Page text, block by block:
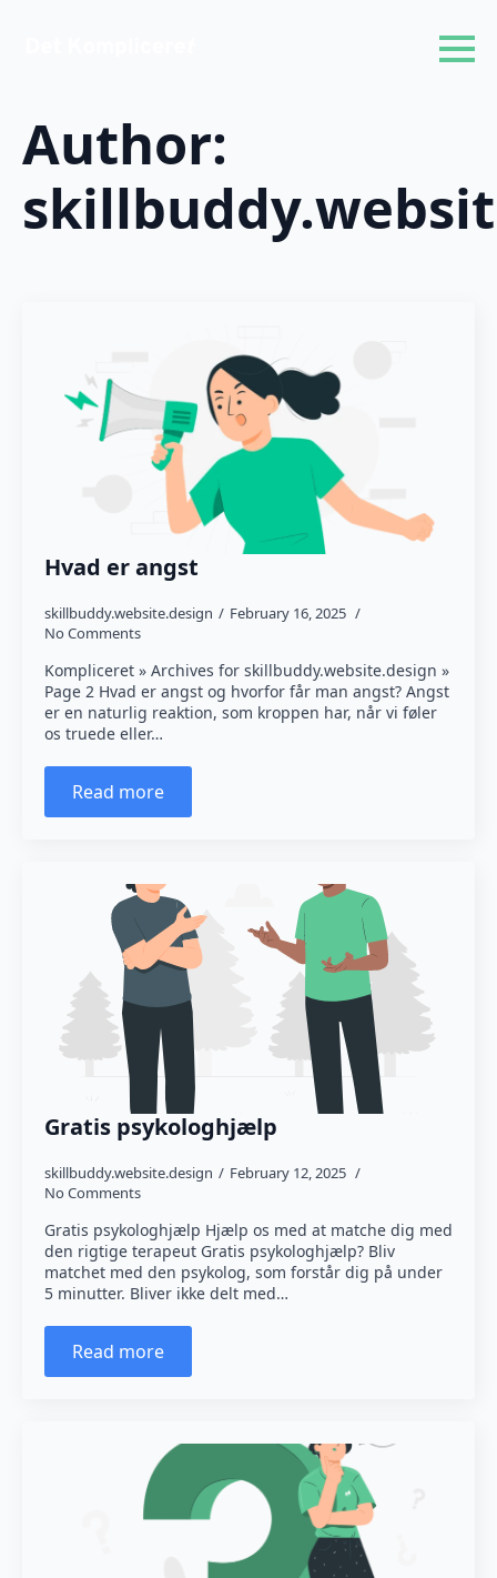
Author:
Hvad er angst
skillbuddy.website.design
February 16, 2025
No Comments
Kompliceret » Archives for skillbuddy.website.design »
Page 2 Hvad er angst og hvorfor får man angst? Angst
er en naturlig reaktion, som kroppen har, når vi føler
os truede eller…
Read more
Gratis psykologhjælp
skillbuddy.website.design
February 12, 2025
No Comments
Gratis psykologhjælp Hjælp os med at matche dig med
den rigtige terapeut Gratis psykologhjælp? Bliv
matchet med den psykolog, som forstår dig på under
5 minutter. Bliver ikke delt med…
Read more